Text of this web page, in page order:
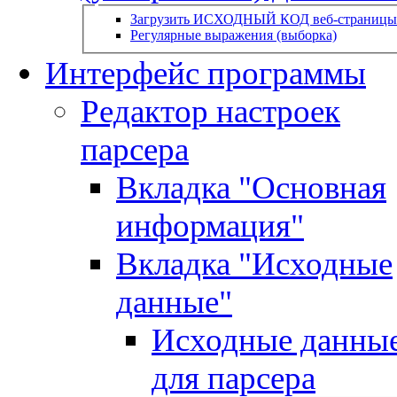
Загрузить ИСХОДНЫЙ КОД веб-страницы
Регулярные выражения (выборка)
Интерфейс программы
Редактор настроек
парсера
Вкладка "Основная
информация"
Вкладка "Исходные
данные"
Исходные
для парсера